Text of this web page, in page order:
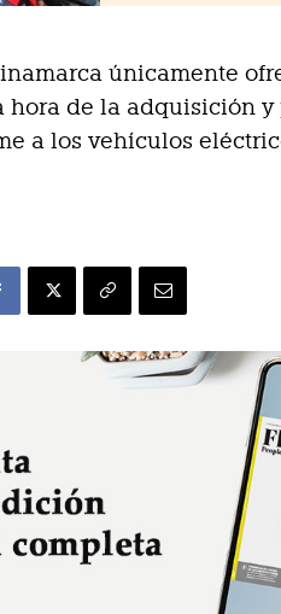
únicamente
hora de la adquisición
a los vehículos